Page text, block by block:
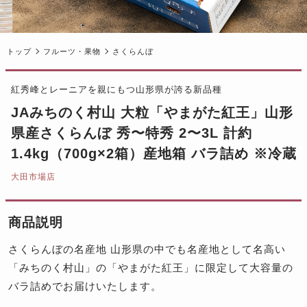
トップ フルーツ・果物 さくらんぼ
紅秀峰とレーニアを親にもつ山形県が誇る新品種
JAみちのく村山 大粒「やまがた紅王」山形
県産さくらんぼ 秀〜特秀 2〜3L 計約
1.4kg（700g×2箱）産地箱 バラ詰め ※冷蔵
大田市場店
商品説明
さくらんぼの名産地 山形県の中でも名産地として名高い
「みちのく村山」の「やまがた紅王」に限定して大容量の
バラ詰めでお届けいたします。